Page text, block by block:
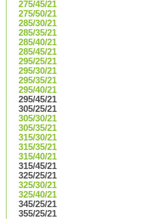
275/45/21
275/50/21
285/30/21
285/35/21
285/40/21
285/45/21
295/25/21
295/30/21
295/35/21
295/40/21
295/45/21
305/25/21
305/30/21
305/35/21
315/30/21
315/35/21
315/40/21
315/45/21
325/25/21
325/30/21
325/40/21
345/25/21
355/25/21